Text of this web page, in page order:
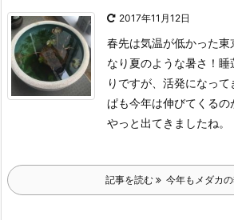
2017年11月12日
春先は気温が低かった東
なり夏のような暑さ！ 睡
りですが、活発になって
ぱも今年は伸びてくるの
やっと出てきましたね。
記事を読む 今年もメダカ